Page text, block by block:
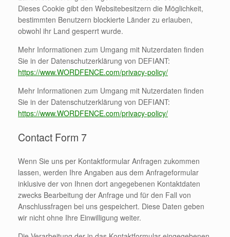
Dieses Cookie gibt den Websitebesitzern die Möglichkeit,
bestimmten Benutzern blockierte Länder zu erlauben,
obwohl ihr Land gesperrt wurde.
Mehr Informationen zum Umgang mit Nutzerdaten finden
Sie in der Datenschutzerklärung von DEFIANT:
https://www.WORDFENCE.com/privacy-policy/
Mehr Informationen zum Umgang mit Nutzerdaten finden
Sie in der Datenschutzerklärung von DEFIANT:
https://www.WORDFENCE.com/privacy-policy/
Contact Form 7
Wenn Sie uns per Kontaktformular Anfragen zukommen
lassen, werden Ihre Angaben aus dem Anfrageformular
inklusive der von Ihnen dort angegebenen Kontaktdaten
zwecks Bearbeitung der Anfrage und für den Fall von
Anschlussfragen bei uns gespeichert. Diese Daten geben
wir nicht ohne Ihre Einwilligung weiter.